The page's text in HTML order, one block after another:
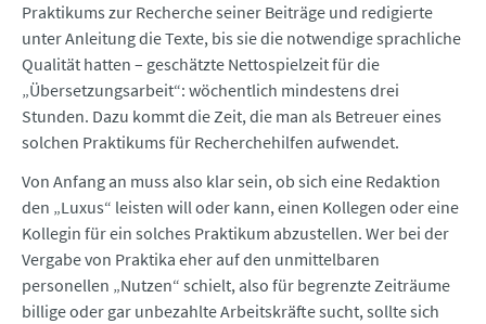
Praktikums zur Recherche seiner Beiträge und redigierte
unter Anleitung die Texte, bis sie die notwendige sprachliche
Qualität hatten – geschätzte Nettospielzeit für die
„Übersetzungsarbeit“: wöchentlich mindestens drei
Stunden. Dazu kommt die Zeit, die man als Betreuer eines
solchen Praktikums für Recherchehilfen aufwendet.
Von Anfang an muss also klar sein, ob sich eine Redaktion
den „Luxus“ leisten will oder kann, einen Kollegen oder eine
Kollegin für ein solches Praktikum abzustellen. Wer bei der
Vergabe von Praktika eher auf den unmittelbaren
personellen „Nutzen“ schielt, also für begrenzte Zeiträume
billige oder gar unbezahlte Arbeitskräfte sucht, sollte sich